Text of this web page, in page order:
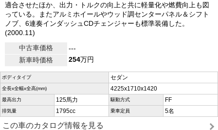
適合させたほか、出力・トルクの向上と共に軽量化や燃費向上も図
っている。またアルミホイールやウッド調センターパネル＆シフト
ノブ、6連奏インダッシュCDチェンジャーも標準装備した。
(2000.11)
中古車価格
---
新車時価格
254万円
ボディタイプ セダン
全長x全幅x全高(mm) 4225x1710x1420
最高出力 125馬力 駆動方式 FF
排気量 1795cc 乗車定員 5名
この車のカタログ情報を見る